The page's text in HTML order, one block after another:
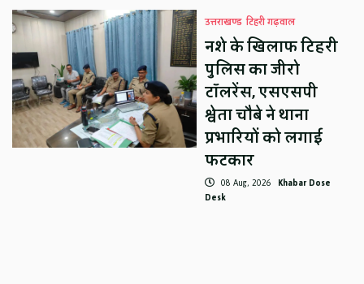
उत्तराखण्ड टिहरी गढ़वाल
नशे के खिलाफ टिहरी
पुलिस का जीरो
टॉलरेंस, एसएसपी
श्वेता चौबे ने थाना
प्रभारियों को लगाई
फटकार
08 Aug, 2026 Khabar Dose
Desk